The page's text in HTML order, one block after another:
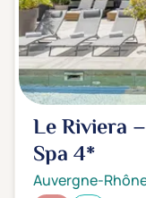
Le Riviera
Spa4*
Auvergne-